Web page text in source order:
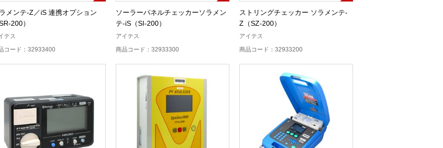
メンテ-Z／iS 連携オプション
SR-200）
テス
コード：32933400
ソーラーパネルチェッカーソラメン
テ-iS（SI-200）
アイテス
商品コード：32933300
ストリングチェッカー ソラメンテ-
Z（SZ-200）
アイテス
商品コード：32933200